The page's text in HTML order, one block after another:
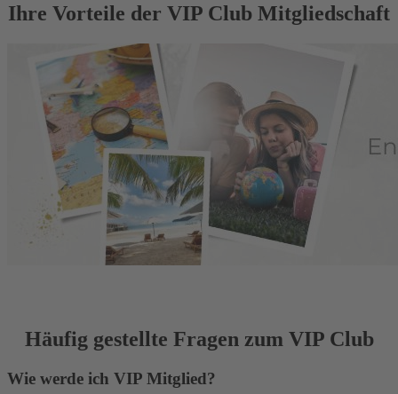
Ihre Vorteile der VIP Club Mitgliedschaft
Häufig gestellte Fragen zum VIP Club
Wie werde ich VIP Mitglied?